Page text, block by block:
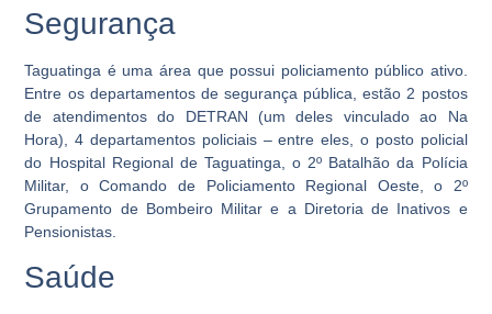
Segurança
Taguatinga é uma área que possui policiamento público ativo.
Entre os departamentos de segurança pública, estão 2 postos
de atendimentos do DETRAN (um deles vinculado ao Na
Hora), 4 departamentos policiais – entre eles, o posto policial
do Hospital Regional de Taguatinga, o 2º Batalhão da Polícia
Militar, o Comando de Policiamento Regional Oeste, o 2º
Grupamento de Bombeiro Militar e a Diretoria de Inativos e
Pensionistas.
Saúde